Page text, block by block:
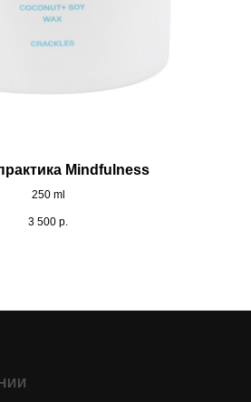
Mindfulness
250 ml
3 500 р.